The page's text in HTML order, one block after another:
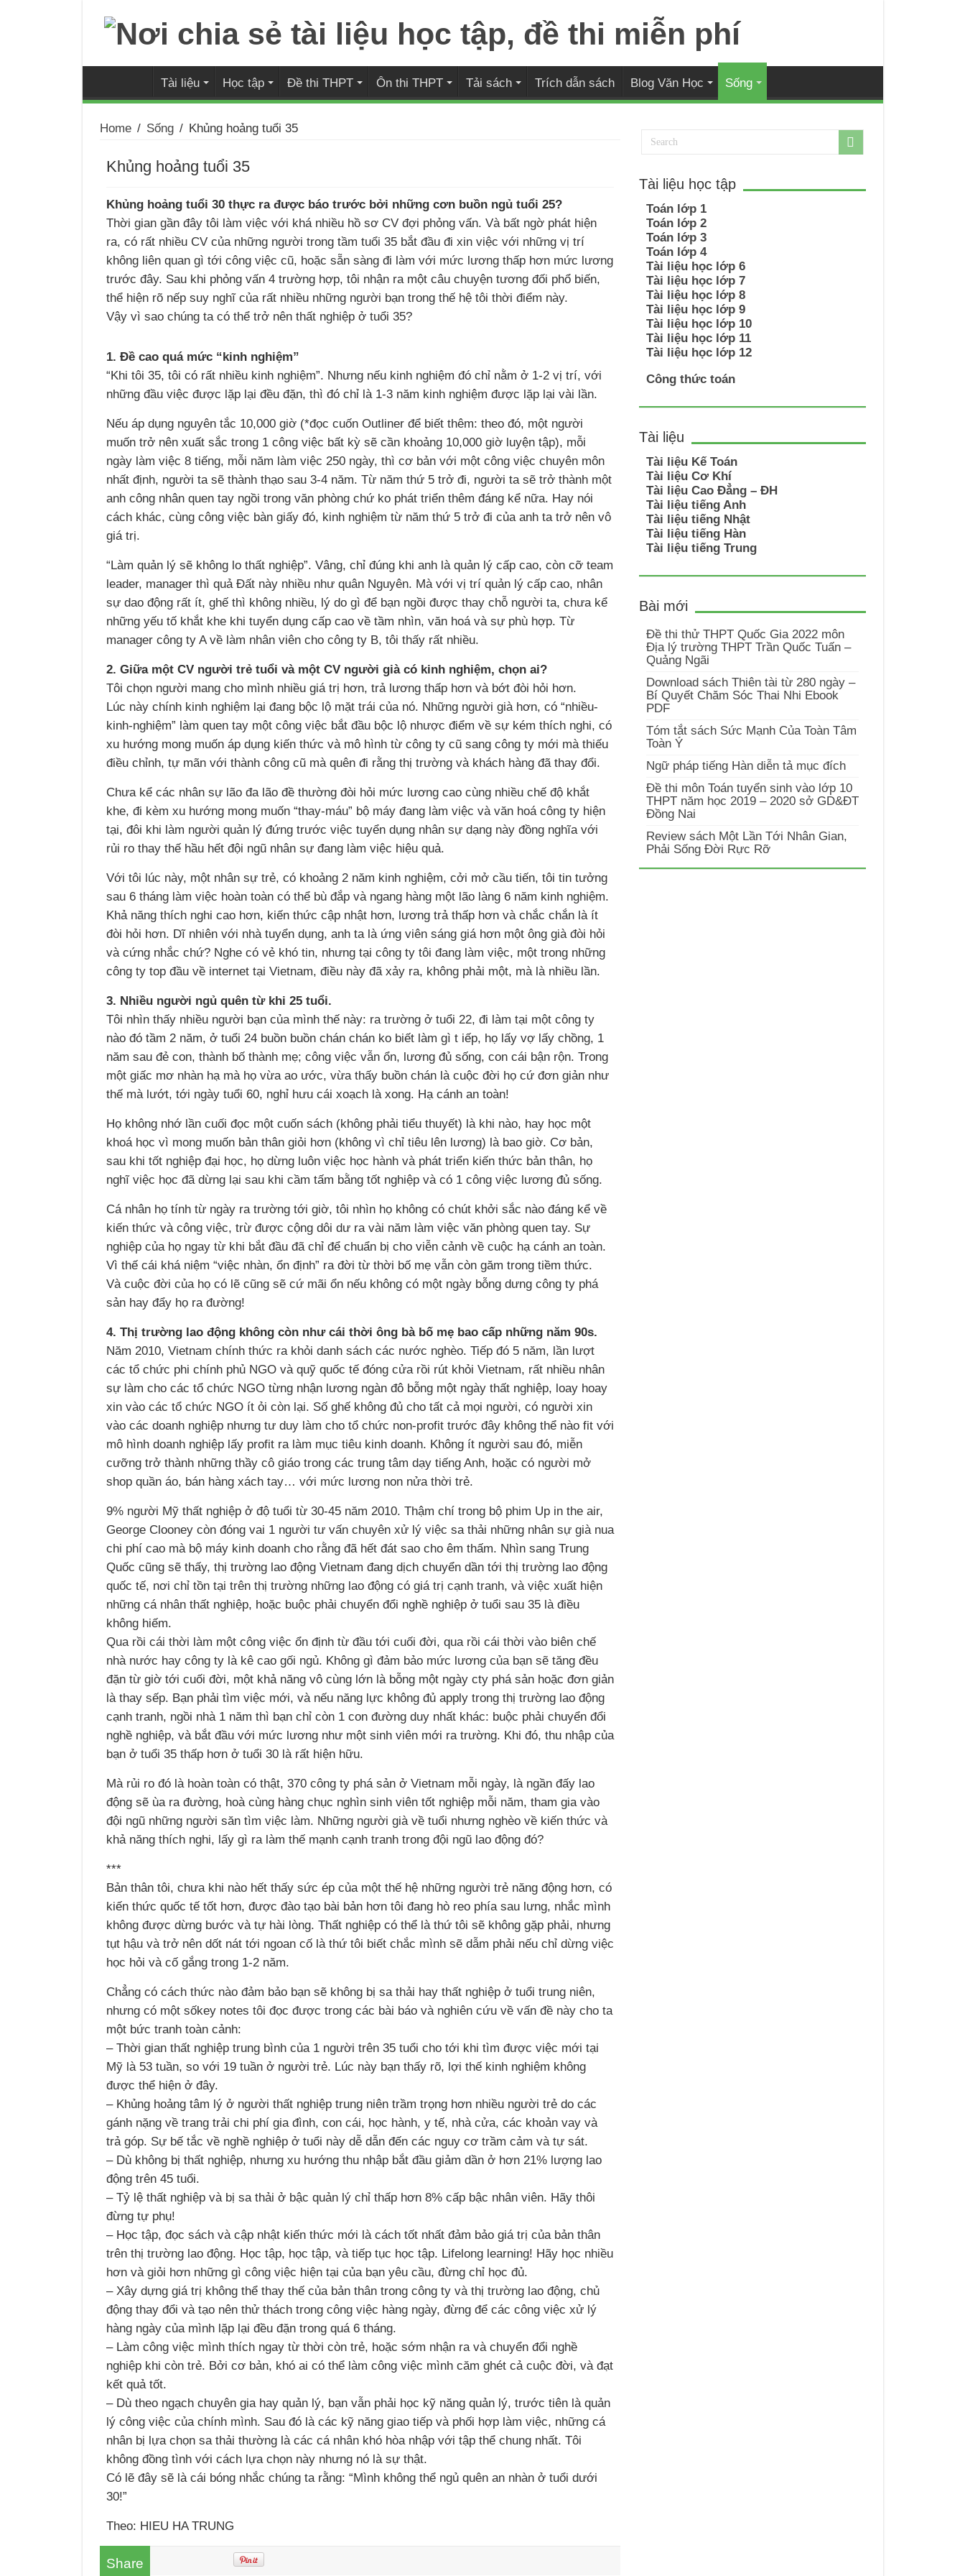
Tài liệu Học tập Đề thi THPT Ôn thi THPT Tải sách Trích dẫn sách Blog Văn Học Sống
Home / Sống / Khủng hoảng tuổi 35
Khủng hoảng tuổi 35
Khủng hoảng tuổi 30 thực ra được báo trước bởi những cơn buồn ngủ tuổi 25?
Thời gian gần đây tôi làm việc với khá nhiều hồ sơ CV đợi phỏng vấn. Và bất ngờ phát hiện
ra, có rất nhiều CV của những người trong tầm tuổi 35 bắt đầu đi xin việc với những vị trí
không liên quan gì tới công việc cũ, hoặc sẵn sàng đi làm với mức lương thấp hơn mức lương
trước đây. Sau khi phỏng vấn 4 trường hợp, tôi nhận ra một câu chuyện tương đối phổ biến,
thể hiện rõ nếp suy nghĩ của rất nhiều những người bạn trong thế hệ tôi thời điểm này.
Vậy vì sao chúng ta có thể trở nên thất nghiệp ở tuổi 35?
1. Đề cao quá mức “kinh nghiệm”
“Khi tôi 35, tôi có rất nhiều kinh nghiệm”. Nhưng nếu kinh nghiệm đó chỉ nằm ở 1-2 vị trí, với
những đầu việc được lặp lại đều đặn, thì đó chỉ là 1-3 năm kinh nghiệm được lặp lại vài lần.
Nếu áp dụng nguyên tắc 10,000 giờ (*đọc cuốn Outliner để biết thêm: theo đó, một người
muốn trở nên xuất sắc trong 1 công việc bất kỳ sẽ cần khoảng 10,000 giờ luyện tập), mỗi
ngày làm việc 8 tiếng, mỗi năm làm việc 250 ngày, thì cơ bản với một công việc chuyên môn
nhất định, người ta sẽ thành thạo sau 3-4 năm. Từ năm thứ 5 trở đi, người ta sẽ trở thành một
anh công nhân quen tay ngồi trong văn phòng chứ ko phát triển thêm đáng kể nữa. Hay nói
cách khác, cùng công việc bàn giấy đó, kinh nghiệm từ năm thứ 5 trở đi của anh ta trở nên vô
giá trị.
“Làm quản lý sẽ không lo thất nghiệp”. Vâng, chỉ đúng khi anh là quản lý cấp cao, còn cỡ team
leader, manager thì quả Đất này nhiều như quân Nguyên. Mà với vị trí quản lý cấp cao, nhân
sự dao động rất ít, ghế thì không nhiều, lý do gì để bạn ngồi được thay chỗ người ta, chưa kể
những yếu tố khắt khe khi tuyển dụng cấp cao về tầm nhìn, văn hoá và sự phù hợp. Từ
manager công ty A về làm nhân viên cho công ty B, tôi thấy rất nhiều.
2. Giữa một CV người trẻ tuổi và một CV người già có kinh nghiệm, chọn ai?
Tôi chọn người mang cho mình nhiều giá trị hơn, trả lương thấp hơn và bớt đòi hỏi hơn.
Lúc này chính kinh nghiệm lại đang bộc lộ mặt trái của nó. Những người già hơn, có “nhiều-
kinh-nghiệm” làm quen tay một công việc bắt đầu bộc lộ nhược điểm về sự kém thích nghi, có
xu hướng mong muốn áp dụng kiến thức và mô hình từ công ty cũ sang công ty mới mà thiếu
điều chỉnh, tự mãn với thành công cũ mà quên đi rằng thị trường và khách hàng đã thay đổi.
Chưa kể các nhân sự lão đa lão đề thường đòi hỏi mức lương cao cùng nhiều chế độ khắt
khe, đi kèm xu hướng mong muốn “thay-máu” bộ máy đang làm việc và văn hoá công ty hiện
tại, đôi khi làm người quản lý đứng trước việc tuyển dụng nhân sự dạng này đồng nghĩa với
rủi ro thay thế hầu hết đội ngũ nhân sự đang làm việc hiệu quả.
Với tôi lúc này, một nhân sự trẻ, có khoảng 2 năm kinh nghiệm, cởi mở cầu tiến, tôi tin tưởng
sau 6 tháng làm việc hoàn toàn có thể bù đắp và ngang hàng một lão làng 6 năm kinh nghiệm.
Khả năng thích nghi cao hơn, kiến thức cập nhật hơn, lương trả thấp hơn và chắc chắn là ít
đòi hỏi hơn. Dĩ nhiên với nhà tuyển dụng, anh ta là ứng viên sáng giá hơn một ông già đòi hỏi
và cứng nhắc chứ? Nghe có vẻ khó tin, nhưng tại công ty tôi đang làm việc, một trong những
công ty top đầu về internet tại Vietnam, điều này đã xảy ra, không phải một, mà là nhiều lần.
3. Nhiều người ngủ quên từ khi 25 tuổi.
Tôi nhìn thấy nhiều người bạn của mình thế này: ra trường ở tuổi 22, đi làm tại một công ty
nào đó tầm 2 năm, ở tuổi 24 buồn buồn chán chán ko biết làm gì t iếp, họ lấy vợ lấy chồng, 1
năm sau đẻ con, thành bố thành mẹ; công việc vẫn ổn, lương đủ sống, con cái bận rộn. Trong
một giấc mơ nhàn hạ mà họ vừa ao ước, vừa thấy buồn chán là cuộc đời họ cứ đơn giản như
thế mà lướt, tới ngày tuổi 60, nghỉ hưu cái xoạch là xong. Hạ cánh an toàn!
Họ không nhớ lần cuối đọc một cuốn sách (không phải tiểu thuyết) là khi nào, hay học một
khoá học vì mong muốn bản thân giỏi hơn (không vì chỉ tiêu lên lương) là bao giờ. Cơ bản,
sau khi tốt nghiệp đại học, họ dừng luôn việc học hành và phát triển kiến thức bản thân, họ
nghĩ việc học đã dừng lại sau khi cầm tấm bằng tốt nghiệp và có 1 công việc lương đủ sống.
Cá nhân họ tính từ ngày ra trường tới giờ, tôi nhìn họ không có chút khởi sắc nào đáng kể về
kiến thức và công việc, trừ được cộng dôi dư ra vài năm làm việc văn phòng quen tay. Sự
nghiệp của họ ngay từ khi bắt đầu đã chỉ để chuẩn bị cho viễn cảnh về cuộc hạ cánh an toàn.
Vì thế cái khá niệm “việc nhàn, ổn định” ra đời từ thời bố mẹ vẫn còn găm trong tiềm thức.
Và cuộc đời của họ có lẽ cũng sẽ cứ mãi ổn nếu không có một ngày bỗng dưng công ty phá
sản hay đẩy họ ra đường!
4. Thị trường lao động không còn như cái thời ông bà bố mẹ bao cấp những năm 90s.
Năm 2010, Vietnam chính thức ra khỏi danh sách các nước nghèo. Tiếp đó 5 năm, lần lượt
các tổ chức phi chính phủ NGO và quỹ quốc tế đóng cửa rồi rút khỏi Vietnam, rất nhiều nhân
sự làm cho các tổ chức NGO từng nhận lương ngàn đô bỗng một ngày thất nghiệp, loay hoay
xin vào các tổ chức NGO ít ỏi còn lại. Số ghế không đủ cho tất cả mọi người, có người xin
vào các doanh nghiệp nhưng tư duy làm cho tổ chức non-profit trước đây không thể nào fit với
mô hình doanh nghiệp lấy profit ra làm mục tiêu kinh doanh. Không ít người sau đó, miễn
cưỡng trở thành những thầy cô giáo trong các trung tâm dạy tiếng Anh, hoặc có người mở
shop quần áo, bán hàng xách tay… với mức lương non nửa thời trẻ.
9% người Mỹ thất nghiệp ở độ tuổi từ 30-45 năm 2010. Thậm chí trong bộ phim Up in the air,
George Clooney còn đóng vai 1 người tư vấn chuyên xử lý việc sa thải những nhân sự già nua
chi phí cao mà bộ máy kinh doanh cho rằng đã hết đát sao cho êm thấm. Nhìn sang Trung
Quốc cũng sẽ thấy, thị trường lao động Vietnam đang dịch chuyển dần tới thị trường lao động
quốc tế, nơi chỉ tồn tại trên thị trường những lao động có giá trị cạnh tranh, và việc xuất hiện
những cá nhân thất nghiệp, hoặc buộc phải chuyển đổi nghề nghiệp ở tuổi sau 35 là điều
không hiếm.
Qua rồi cái thời làm một công việc ổn định từ đầu tới cuối đời, qua rồi cái thời vào biên chế
nhà nước hay công ty là kê cao gối ngủ. Không gì đảm bảo mức lương của bạn sẽ tăng đều
đặn từ giờ tới cuối đời, một khả năng vô cùng lớn là bỗng một ngày cty phá sản hoặc đơn giản
là thay sếp. Bạn phải tìm việc mới, và nếu năng lực không đủ apply trong thị trường lao động
cạnh tranh, ngồi nhà 1 năm thì bạn chỉ còn 1 con đường duy nhất khác: buộc phải chuyển đổi
nghề nghiệp, và bắt đầu với mức lương như một sinh viên mới ra trường. Khi đó, thu nhập của
bạn ở tuổi 35 thấp hơn ở tuổi 30 là rất hiện hữu.
Mà rủi ro đó là hoàn toàn có thật, 370 công ty phá sản ở Vietnam mỗi ngày, là ngần đấy lao
động sẽ ùa ra đường, hoà cùng hàng chục nghìn sinh viên tốt nghiệp mỗi năm, tham gia vào
đội ngũ những người săn tìm việc làm. Những người già về tuổi nhưng nghèo về kiến thức và
khả năng thích nghi, lấy gì ra làm thế mạnh cạnh tranh trong đội ngũ lao động đó?
***
Bản thân tôi, chưa khi nào hết thấy sức ép của một thế hệ những người trẻ năng động hơn, có
kiến thức quốc tế tốt hơn, được đào tạo bài bản hơn tôi đang hò reo phía sau lưng, nhắc mình
không được dừng bước và tự hài lòng. Thất nghiệp có thể là thứ tôi sẽ không gặp phải, nhưng
tụt hậu và trở nên dốt nát tới ngoan cố là thứ tôi biết chắc mình sẽ dẫm phải nếu chỉ dừng việc
học hỏi và cố gắng trong 1-2 năm.
Chẳng có cách thức nào đảm bảo bạn sẽ không bị sa thải hay thất nghiệp ở tuổi trung niên,
nhưng có một sốkey notes tôi đọc được trong các bài báo và nghiên cứu về vấn đề này cho ta
một bức tranh toàn cảnh:
– Thời gian thất nghiệp trung bình của 1 người trên 35 tuổi cho tới khi tìm được việc mới tại
Mỹ là 53 tuần, so với 19 tuần ở người trẻ. Lúc này bạn thấy rõ, lợi thế kinh nghiệm không
được thể hiện ở đây.
– Khủng hoảng tâm lý ở người thất nghiệp trung niên trầm trọng hơn nhiều người trẻ do các
gánh nặng về trang trải chi phí gia đình, con cái, học hành, y tế, nhà cửa, các khoản vay và
trả góp. Sự bế tắc về nghề nghiệp ở tuổi này dễ dẫn đến các nguy cơ trầm cảm và tự sát.
– Dù không bị thất nghiệp, nhưng xu hướng thu nhập bắt đầu giảm dần ở hơn 21% lượng lao
động trên 45 tuổi.
– Tỷ lệ thất nghiệp và bị sa thải ở bậc quản lý chỉ thấp hơn 8% cấp bậc nhân viên. Hãy thôi
đừng tự phụ!
– Học tập, đọc sách và cập nhật kiến thức mới là cách tốt nhất đảm bảo giá trị của bản thân
trên thị trường lao động. Học tập, học tập, và tiếp tục học tập. Lifelong learning! Hãy học nhiều
hơn và giỏi hơn những gì công việc hiện tại của bạn yêu cầu, đừng chỉ học đủ.
– Xây dựng giá trị không thể thay thế của bản thân trong công ty và thị trường lao động, chủ
động thay đổi và tạo nên thử thách trong công việc hàng ngày, đừng để các công việc xử lý
hàng ngày của mình lặp lại đều đặn trong quá 6 tháng.
– Làm công việc mình thích ngay từ thời còn trẻ, hoặc sớm nhận ra và chuyển đổi nghề
nghiệp khi còn trẻ. Bởi cơ bản, khó ai có thể làm công việc mình căm ghét cả cuộc đời, và đạt
kết quả tốt.
– Dù theo ngạch chuyên gia hay quản lý, bạn vẫn phải học kỹ năng quản lý, trước tiên là quản
lý công việc của chính mình. Sau đó là các kỹ năng giao tiếp và phối hợp làm việc, những cá
nhân bị lựa chọn sa thải thường là các cá nhân khó hòa nhập với tập thể chung nhất. Tôi
không đồng tình với cách lựa chọn này nhưng nó là sự thật.
Có lẽ đây sẽ là cái bóng nhắc chúng ta rằng: “Mình không thể ngủ quên an nhàn ở tuổi dưới
30!”
Theo: HIEU HA TRUNG
Share
Tài liệu học tập
Toán lớp 1
Toán lớp 2
Toán lớp 3
Toán lớp 4
Tài liệu học lớp 6
Tài liệu học lớp 7
Tài liệu học lớp 8
Tài liệu học lớp 9
Tài liệu học lớp 10
Tài liệu học lớp 11
Tài liệu học lớp 12
Công thức toán
Tài liệu
Tài liệu Kế Toán
Tài liệu Cơ Khí
Tài liệu Cao Đẳng – ĐH
Tài liệu tiếng Anh
Tài liệu tiếng Nhật
Tài liệu tiếng Hàn
Tài liệu tiếng Trung
Bài mới
Đề thi thử THPT Quốc Gia 2022 môn
Địa lý trường THPT Trần Quốc Tuấn –
Quảng Ngãi
Download sách Thiên tài từ 280 ngày –
Bí Quyết Chăm Sóc Thai Nhi Ebook
PDF
Tóm tắt sách Sức Mạnh Của Toàn Tâm
Toàn Ý
Ngữ pháp tiếng Hàn diễn tả mục đích
Đề thi môn Toán tuyển sinh vào lớp 10
THPT năm học 2019 – 2020 sở GD&ĐT
Đồng Nai
Review sách Một Lần Tới Nhân Gian,
Phải Sống Đời Rực Rỡ